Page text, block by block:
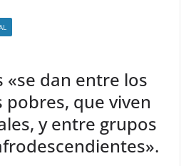
«se dan entre los
pobres, que viven
y entre grupos